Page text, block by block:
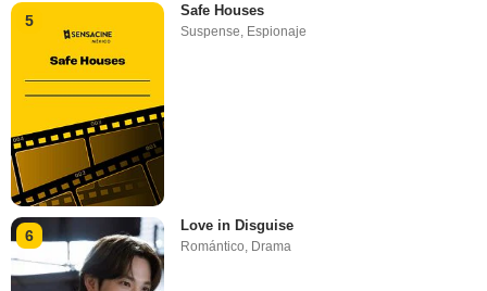
5
Safe Houses
Suspense, Espionaje
6
Love in Disguise
Romántico, Drama